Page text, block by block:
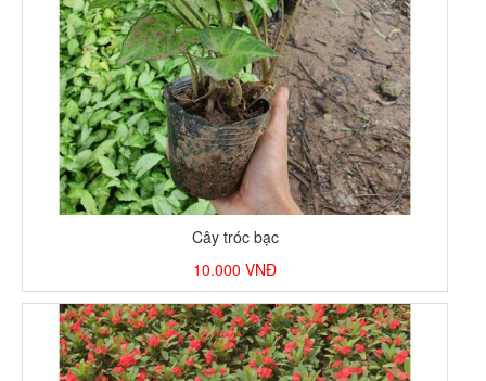
Cây tróc bạc
10.000 VNĐ